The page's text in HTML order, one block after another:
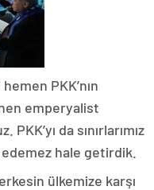
PKK’nın
emperyalist
da sınırlarımız
hale getirdik.
ülkemize karşı